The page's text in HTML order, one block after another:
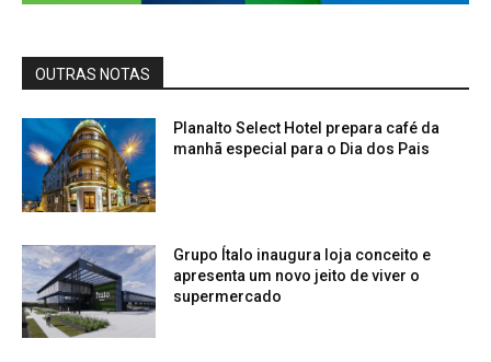
OUTRAS NOTAS
Planalto Select Hotel prepara café da
manhã especial para o Dia dos Pais
Grupo Ítalo inaugura loja conceito e
apresenta um novo jeito de viver o
supermercado